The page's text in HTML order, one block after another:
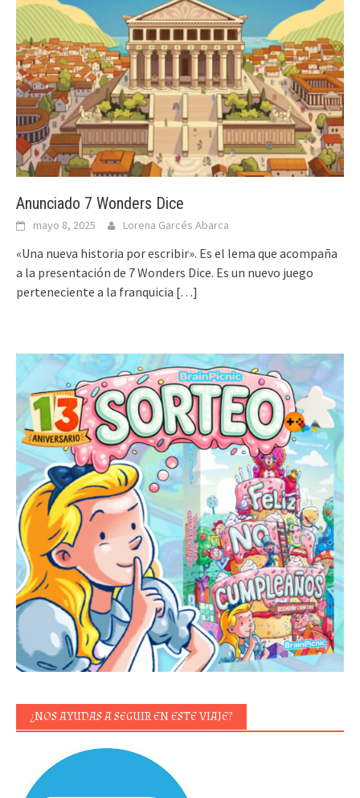
Anunciado 7 Wonders Dice
mayo 8, 2025 Lorena Garcés Abarca
«Una nueva historia por escribir». Es el lema que acompaña
a la presentación de 7 Wonders Dice. Es un nuevo juego
perteneciente a la franquicia […]
¿NOS AYUDAS A SEGUIR EN ESTE VIAJE?